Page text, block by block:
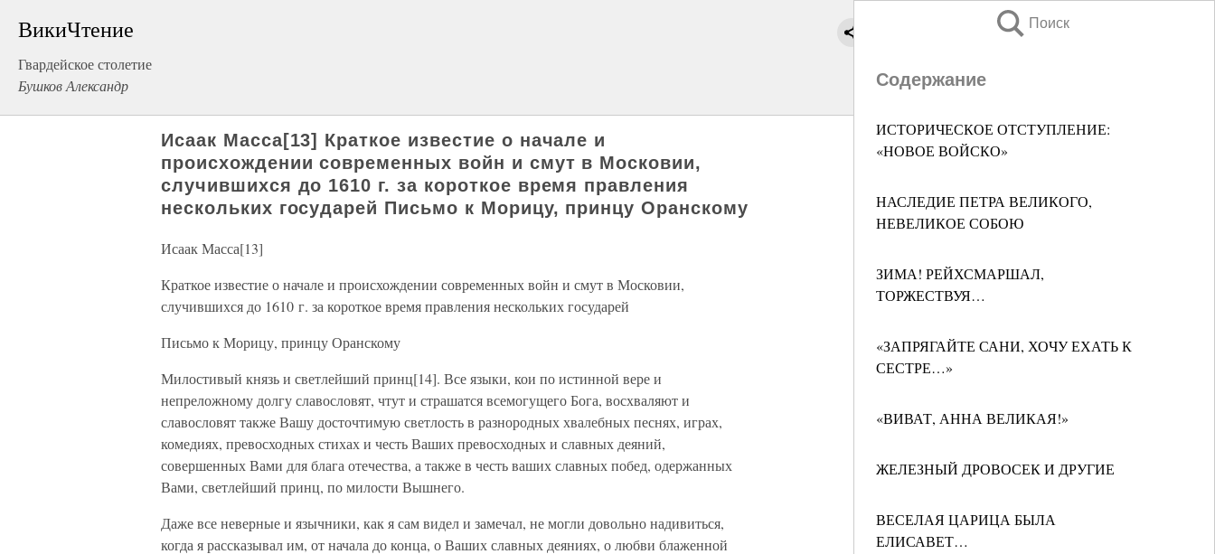
ВикиЧтение
Гвардейское столетие
Бушков Александр
Поиск
Содержание
ИСТОРИЧЕСКОЕ ОТСТУПЛЕНИЕ:
«НОВОЕ ВОЙСКО»
НАСЛЕДИЕ ПЕТРА ВЕЛИКОГО,
НЕВЕЛИКОЕ СОБОЮ
ЗИМА! РЕЙХСМАРШАЛ,
ТОРЖЕСТВУЯ…
«ЗАПРЯГАЙТЕ САНИ, ХОЧУ ЕХАТЬ К
СЕСТРЕ…»
«ВИВАТ, АННА ВЕЛИКАЯ!»
ЖЕЛЕЗНЫЙ ДРОВОСЕК И ДРУГИЕ
ВЕСЕЛАЯ ЦАРИЦА БЫЛА
ЕЛИСАВЕТ…
Исаак Масса[13] Краткое известие о начале и
происхождении современных войн и смут в Московии,
случившихся до 1610 г. за короткое время правления
нескольких государей Письмо к Морицу, принцу Оранскому
Исаак Масса[13]
Краткое известие о начале и происхождении современных войн и смут в Московии,
случившихся до 1610 г. за короткое время правления нескольких государей
Письмо к Морицу, принцу Оранскому
Милостивый князь и светлейший принц[14]. Все языки, кои по истинной вере и
непреложному долгу славословят, чтут и страшатся всемогущего Бога, восхваляют и
славословят также Вашу досточтимую светлость в разнородных хвалебных песнях, играх,
комедиях, превосходных стихах и честь Ваших превосходных и славных деяний,
совершенных Вами для блага отечества, а также в честь ваших славных побед, одержанных
Вами, светлейший принц, по милости Вышнего.
Даже все неверные и язычники, как я сам видел и замечал, не могли довольно надивиться,
когда я рассказывал им, от начала до конца, о Ваших славных деяниях, о любви блаженной